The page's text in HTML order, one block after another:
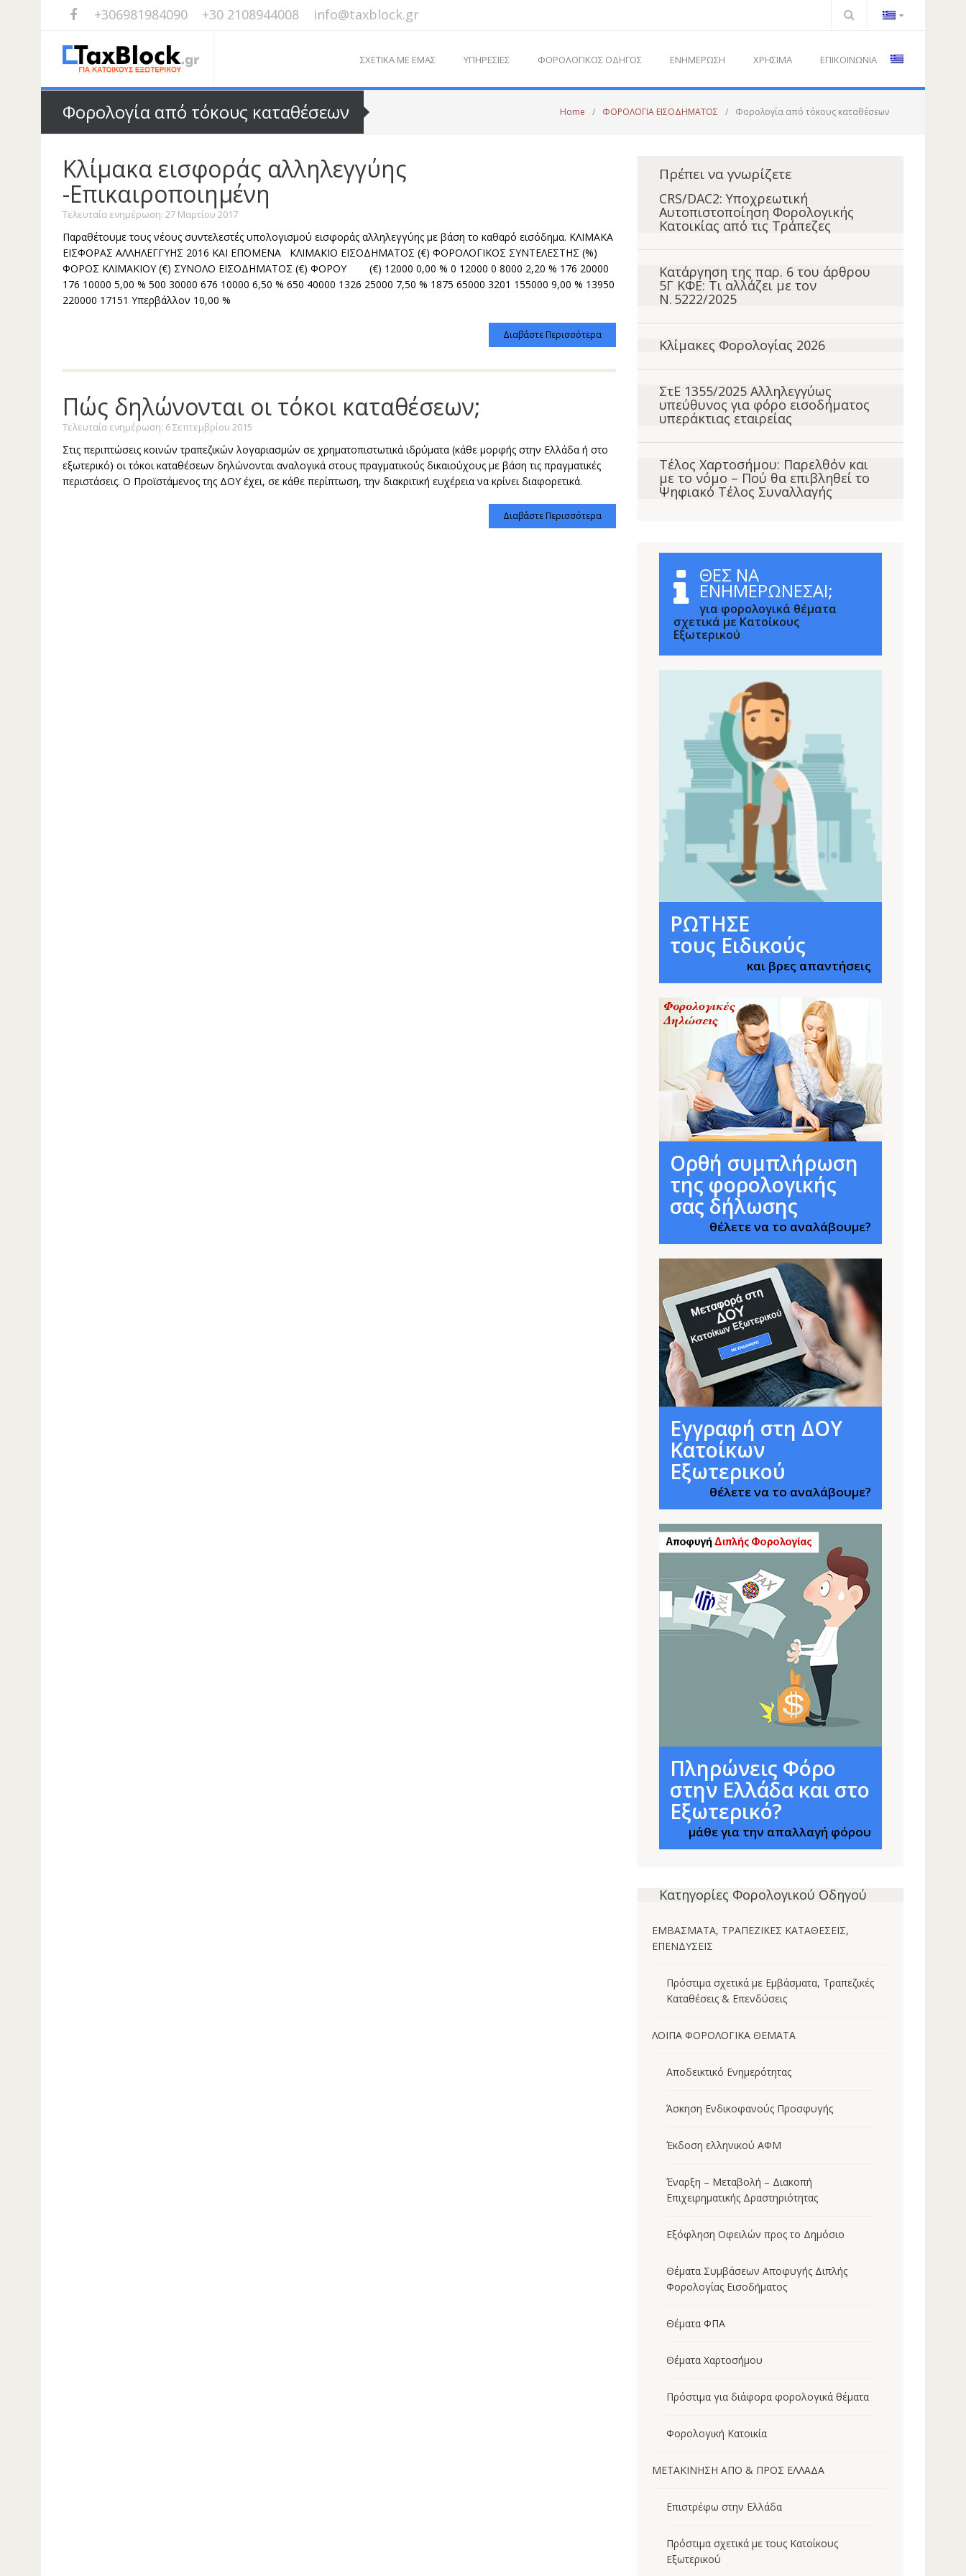
+306981984090 +30 2108944008 info@taxblock.gr
ΣΧΕΤΙΚΑ ΜΕ ΕΜΑΣ ΥΠΗΡΕΣΙΕΣ ΦΟΡΟΛΟΓΙΚΟΣ ΟΔΗΓΟΣ ΕΝΗΜΕΡΩΣΗ ΧΡΗΣΙΜΑ ΕΠΙΚΟΙΝΩΝΙΑ
Φορολογία από τόκους καταθέσεων Home / ΦΟΡΟΛΟΓΙΑ ΕΙΣΟΔΗΜΑΤΟΣ / Φορολογία από τόκους καταθέσεων
Κλίμακα εισφοράς αλληλεγγύης
-Επικαιροποιημένη
Τελευταία ενημέρωση: 27 Μαρτίου 2017
Παραθέτουμε τους νέους συντελεστές υπολογισμού εισφοράς αλληλεγγύης με βάση το καθαρό εισόδημα. ΚΛΙΜΑΚΑ
ΕΙΣΦΟΡΑΣ ΑΛΛΗΛΕΓΓΥΗΣ 2016 ΚΑΙ ΕΠΟΜΕΝΑ ΚΛΙΜΑΚΙΟ ΕΙΣΟΔΗΜΑΤΟΣ (€) ΦΟΡΟΛΟΓΙΚΟΣ ΣΥΝΤΕΛΕΣΤΗΣ (%)
ΦΟΡΟΣ ΚΛΙΜΑΚΙΟΥ (€) ΣΥΝΟΛΟ ΕΙΣΟΔΗΜΑΤΟΣ (€) ΦΟΡΟΥ (€) 12000 0,00 % 0 12000 0 8000 2,20 % 176 20000
176 10000 5,00 % 500 30000 676 10000 6,50 % 650 40000 1326 25000 7,50 % 1875 65000 3201 155000 9,00 % 13950
220000 17151 Υπερβάλλον 10,00 %
Διαβάστε Περισσότερα
Πώς δηλώνονται οι τόκοι καταθέσεων;
Τελευταία ενημέρωση: 6 Σεπτεμβρίου 2015
Στις περιπτώσεις κοινών τραπεζικών λογαριασμών σε χρηματοπιστωτικά ιδρύματα (κάθε μορφής στην Ελλάδα ή στο
εξωτερικό) οι τόκοι καταθέσεων δηλώνονται αναλογικά στους πραγματικούς δικαιούχους με βάση τις πραγματικές
περιστάσεις. Ο Προϊστάμενος της ΔΟΥ έχει, σε κάθε περίπτωση, την διακριτική ευχέρεια να κρίνει διαφορετικά.
Διαβάστε Περισσότερα
Πρέπει να γνωρίζετε
CRS/DAC2: Υποχρεωτική
Αυτοπιστοποίηση Φορολογικής
Κατοικίας από τις Τράπεζες
Κατάργηση της παρ. 6 του άρθρου
5Γ ΚΦΕ: Τι αλλάζει με τον
Ν. 5222/2025
Κλίμακες Φορολογίας 2026
ΣτΕ 1355/2025 Αλληλεγγύως
υπεύθυνος για φόρο εισοδήματος
υπεράκτιας εταιρείας
Τέλος Χαρτοσήμου: Παρελθόν και
με το νόμο – Πού θα επιβληθεί το
Ψηφιακό Τέλος Συναλλαγής
ΘΕΣ ΝΑ
ΕΝΗΜΕΡΩΝΕΣΑΙ;
για φορολογικά θέματα
σχετικά με Κατοίκους
Εξωτερικού
ΡΩΤΗΣΕ
τους Ειδικούς
και βρες απαντήσεις
Ορθή συμπλήρωση
της φορολογικής
σας δήλωσης
θέλετε να το αναλάβουμε?
Εγγραφή στη ΔΟΥ
Κατοίκων
Εξωτερικού
θέλετε να το αναλάβουμε?
Πληρώνεις Φόρο
στην Ελλάδα και στο
Εξωτερικό?
μάθε για την απαλλαγή φόρου
Κατηγορίες Φορολογικού Οδηγού
ΕΜΒΑΣΜΑΤΑ, ΤΡΑΠΕΖΙΚΕΣ ΚΑΤΑΘΕΣΕΙΣ,
ΕΠΕΝΔΥΣΕΙΣ
Πρόστιμα σχετικά με Εμβάσματα, Τραπεζικές
Καταθέσεις & Επενδύσεις
ΛΟΙΠΑ ΦΟΡΟΛΟΓΙΚΑ ΘΕΜΑΤΑ
Αποδεικτικό Ενημερότητας
Άσκηση Ενδικοφανούς Προσφυγής
Έκδοση ελληνικού ΑΦΜ
Έναρξη – Μεταβολή – Διακοπή
Επιχειρηματικής Δραστηριότητας
Εξόφληση Οφειλών προς το Δημόσιο
Θέματα Συμβάσεων Αποφυγής Διπλής
Φορολογίας Εισοδήματος
Θέματα ΦΠΑ
Θέματα Χαρτοσήμου
Πρόστιμα για διάφορα φορολογικά θέματα
Φορολογική Κατοικία
ΜΕΤΑΚΙΝΗΣΗ ΑΠΟ & ΠΡΟΣ ΕΛΛΑΔΑ
Επιστρέφω στην Ελλάδα
Πρόστιμα σχετικά με τους Κατοίκους
Εξωτερικού